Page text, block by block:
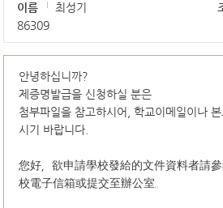
이름 최성기
86309
안녕하십니까?
제증명발급을 신청하실 분은
첨부파일을 참고하시어, 학교이메일이나
시기 바랍니다.
您好，欲申請學校發給的文件資料者請
校電子信箱或提交至辦公室。